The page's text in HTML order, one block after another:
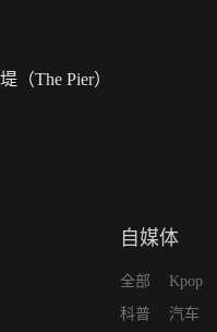
堤（The Pier）
自媒体
全部
科普
Kpop
汽车